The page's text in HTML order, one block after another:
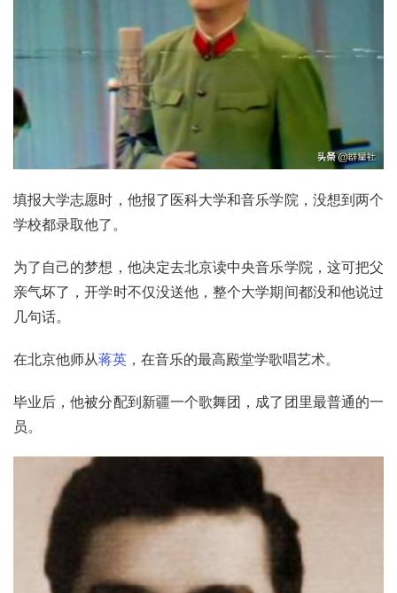
填报大学志愿时，他报了医科大学和音乐学院 ，没想到两个
学校都录取他了。
为了自己的梦想，他决定去北京读中央音乐学院 ，这可把父
亲气坏了，开学时不仅没送他，整个大学期间都没和他说过
几句话。
在北京他师从蒋英 ，在音乐的最高殿堂学歌唱艺术。
毕业后，他被分配到新疆一个歌舞团，成了团里最普通的一
员。